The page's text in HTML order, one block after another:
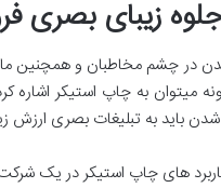
زیبای بصری
شدن در چشم مخاطبان و همچنین
میتوان به چاپ استیکر اشاره
باید به تبلیغات بصری ارزش
های چاپ استیکر در یک